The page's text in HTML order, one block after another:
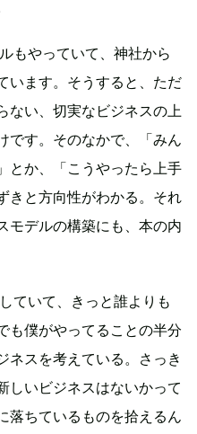
もやっていて、神社から
います。そうすると、ただ
ない、切実なビジネスの上
です。そのなかで、「みん
とか、「こうやったら上手
きと方向性がわかる。それ
モデルの構築にも、本の内
ていて、きっと誰よりも
も僕がやってることの半分
ネスを考えている。さっき
しいビジネスはないかって
落ちているものを拾えるん